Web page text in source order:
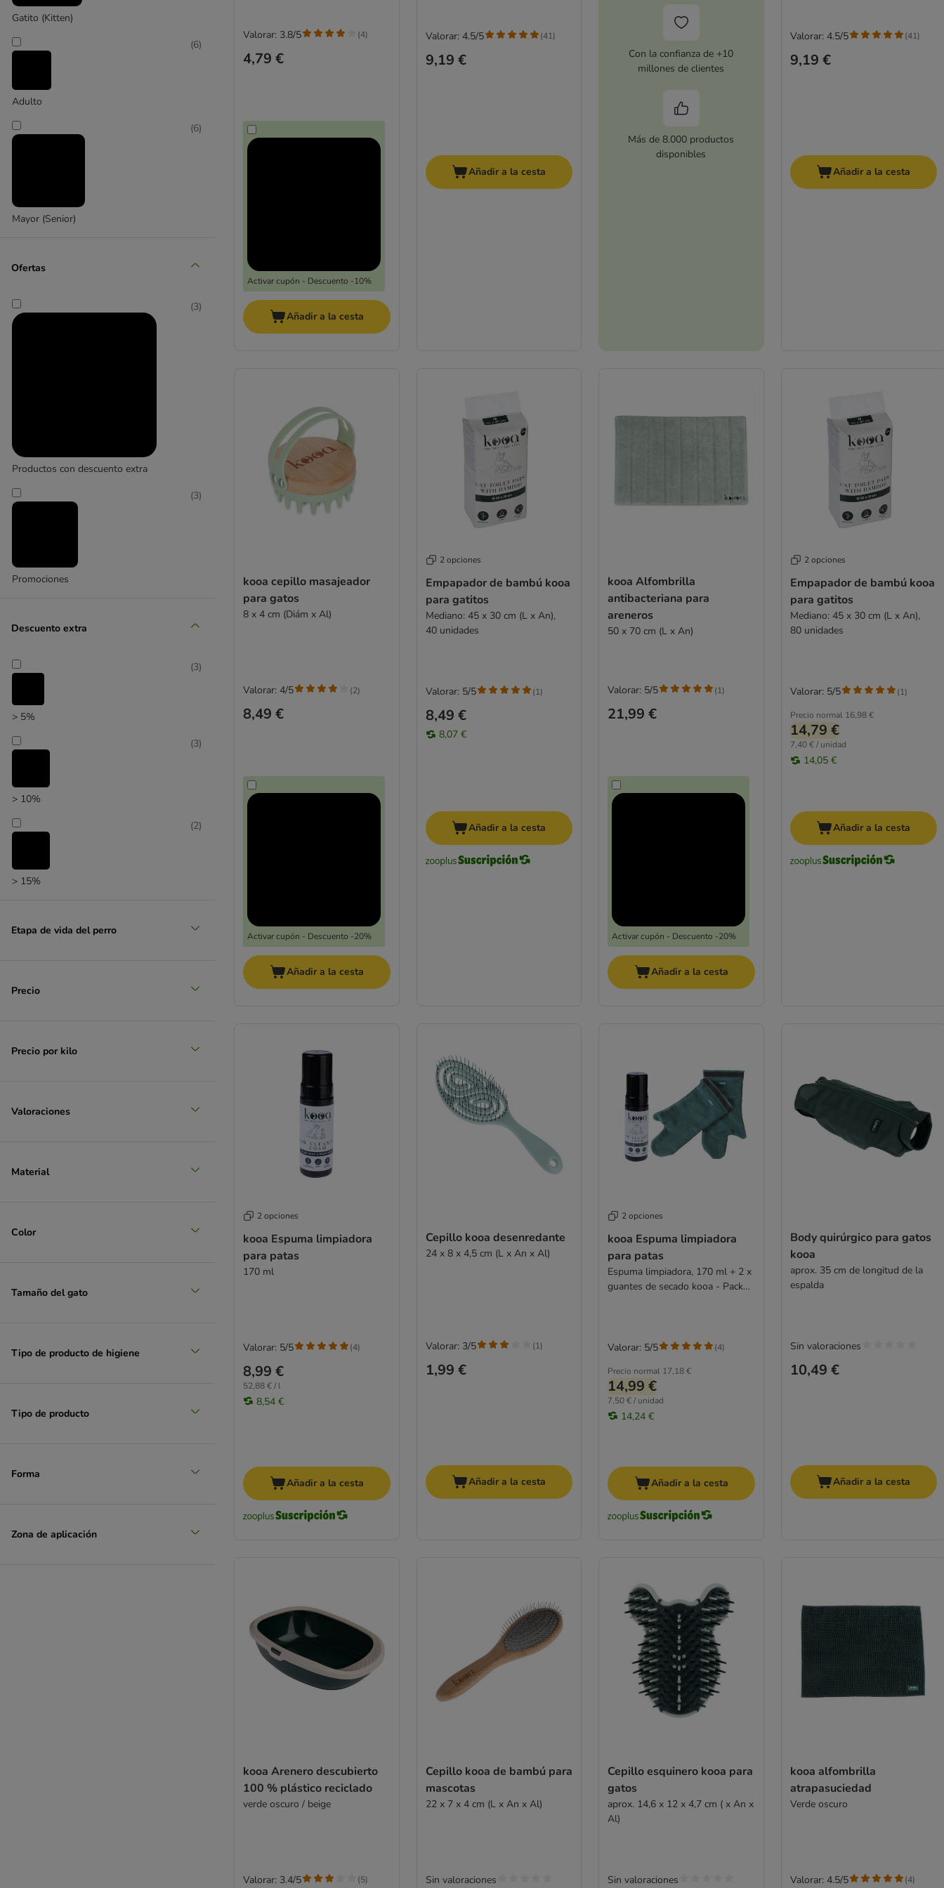
Gatito (Kitten)
Adulto
(6)
Mayor (Senior)
(6)
Ofertas
Productos con descuento extra
(3)
Promociones
(3)
Descuento extra
> 5%
(3)
> 10%
(3)
> 15%
(2)
Etapa de vida del perro
Precio
Precio por kilo
Valoraciones
Material
Color
Tamaño del gato
Tipo de producto de higiene
Tipo de producto
Forma
Zona de aplicación
4,79 €
Activar cupón - Descuento -10%
Valorar: 3.8/5 (4)
Añadir a la cesta
9,19 €
Valorar: 4.5/5 (41)
Añadir a la cesta
Con la confianza de +10
millones de clientes
Más de 8.000 productos
disponibles
9,19 €
Valorar: 4.5/5 (41)
Añadir a la cesta
kooa cepillo masajeador
para gatos
8 x 4 cm (Diám x Al)
8,49 €
Activar cupón - Descuento -20%
Valorar: 4/5 (2)
Añadir a la cesta
2 opciones
Empapador de bambú kooa
para gatitos
Mediano: 45 x 30 cm (L x An),
40 unidades
8,49 €
8,07 €
Valorar: 5/5 (1)
Añadir a la cesta
kooa Alfombrilla
antibacteriana para
areneros
50 x 70 cm (L x An)
21,99 €
Activar cupón - Descuento -20%
Valorar: 5/5 (1)
Añadir a la cesta
2 opciones
Empapador de bambú kooa
para gatitos
Mediano: 45 x 30 cm (L x An),
80 unidades
Precio normal 16,98 €
14,79 €
7,40 € / unidad
14,05 €
Valorar: 5/5 (1)
Añadir a la cesta
2 opciones
kooa Espuma limpiadora
para patas
170 ml
8,99 €
52,88 € / l
8,54 €
Valorar: 5/5 (4)
Añadir a la cesta
Cepillo kooa desenredante
24 x 8 x 4,5 cm (L x An x Al)
1,99 €
Valorar: 3/5 (1)
Añadir a la cesta
2 opciones
kooa Espuma limpiadora
para patas
Espuma limpiadora, 170 ml + 2 x
guantes de secado kooa - Pack
Precio normal 17,18 €
14,99 €
7,50 € / unidad
14,24 €
Valorar: 5/5 (4)
Añadir a la cesta
Body quirúrgico para gatos
kooa
aprox. 35 cm de longitud de la
espalda
10,49 €
Sin valoraciones
Añadir a la cesta
kooa Arenero descubierto
100 % plástico reciclado
verde oscuro / beige
Valorar: 3.4/5 (5)
Cepillo kooa de bambú para
mascotas
22 x 7 x 4 cm (L x An x Al)
Sin valoraciones
Cepillo esquinero kooa para
gatos
aprox. 14,6 x 12 x 4,7 cm ( x An x
Al)
Sin valoraciones
kooa alfombrilla
atrapasuciedad
Verde oscuro
Valorar: 4.5/5 (4)